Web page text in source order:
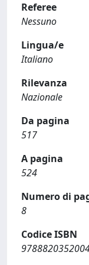
Referee
Nessuno
Lingua/e
Italiano
Rilevanza
Nazionale
Da pagina
517
A pagina
524
Numero di
8
Codice ISBN